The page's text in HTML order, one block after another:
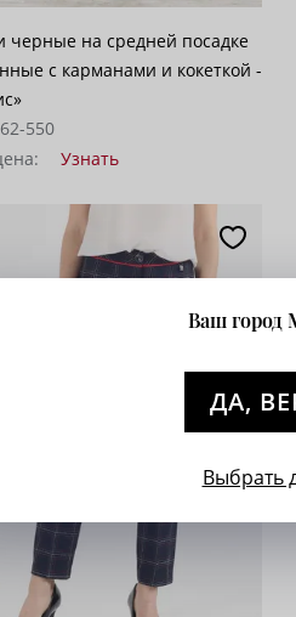
черные на средней посадке
с карманами и кокеткой -
550
Узнать
Ваш город
ДА,
Выбрать